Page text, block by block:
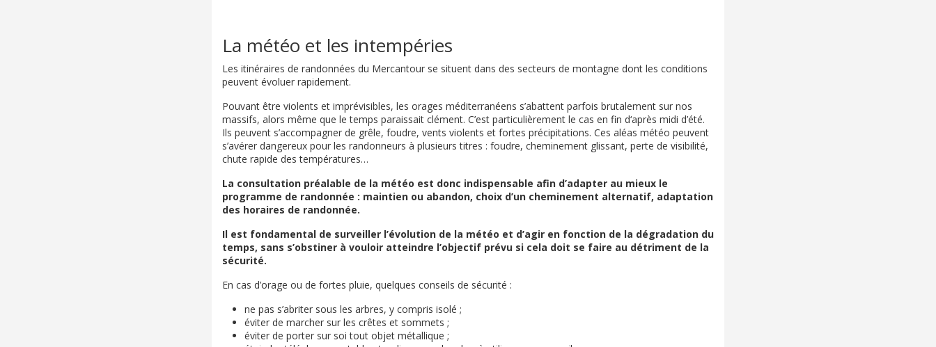
La météo et les intempéries
Les itinéraires de randonnées du Mercantour se situent dans des secteurs de montagne dont les conditions
peuvent évoluer rapidement.
Pouvant être violents et imprévisibles, les orages méditerranéens s’abattent parfois brutalement sur nos
massifs, alors même que le temps paraissait clément. C’est particulièrement le cas en fin d‘après midi d’été.
Ils peuvent s’accompagner de grêle, foudre, vents violents et fortes précipitations. Ces aléas météo peuvent
s’avérer dangereux pour les randonneurs à plusieurs titres : foudre, cheminement glissant, perte de visibilité,
chute rapide des températures…
La consultation préalable de la météo est donc indispensable afin d’adapter au mieux le
programme de randonnée : maintien ou abandon, choix d’un cheminement alternatif, adaptation
des horaires de randonnée.
Il est fondamental de surveiller l’évolution de la météo et d’agir en fonction de la dégradation du
temps, sans s’obstiner à vouloir atteindre l’objectif prévu si cela doit se faire au détriment de la
sécurité.
En cas d’orage ou de fortes pluie, quelques conseils de sécurité :
ne pas s’abriter sous les arbres, y compris isolé ;
éviter de marcher sur les crêtes et sommets ;
éviter de porter sur soi tout objet métallique ;